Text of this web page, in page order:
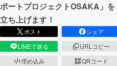
CAMPFIRE for Social Good
CAMPFIREふるさと納税
ポートプロジェクトOSAKA」を
立ち上げます！
ポスト
シェア
LINEで送る
URLコピー
埋め込み
QRコード